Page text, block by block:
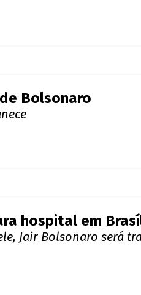
Bolsonaro
hospital em
Jair Bolsonaro será